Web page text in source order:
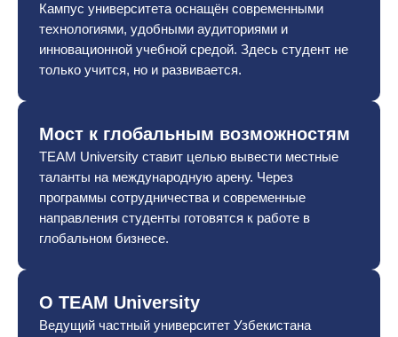
Кампус университета оснащён современными
технологиями, удобными аудиториями и
инновационной учебной средой. Здесь студент не
только учится, но и развивается.
Мост к глобальным возможностям
TEAM University ставит целью вывести местные
таланты на международную арену. Через
программы сотрудничества и современные
направления студенты готовятся к работе в
глобальном бизнесе.
О TEAM University
Ведущий частный университет Узбекистана